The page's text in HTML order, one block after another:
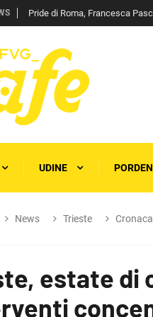
Pride di Roma, Francesca
UDINE
News Trieste Cronaca
estate di